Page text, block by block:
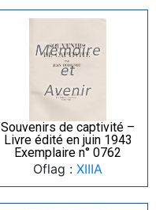
Souvenirs de captivité –
Livre édité en juin 1943
Exemplaire n° 0762
Oflag : XIIIA